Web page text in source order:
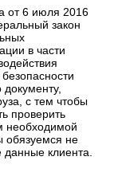
от 6 июля 2016
закон
в части
с тем чтобы
проверить
необходимой
обязуемся не
данные клиента.